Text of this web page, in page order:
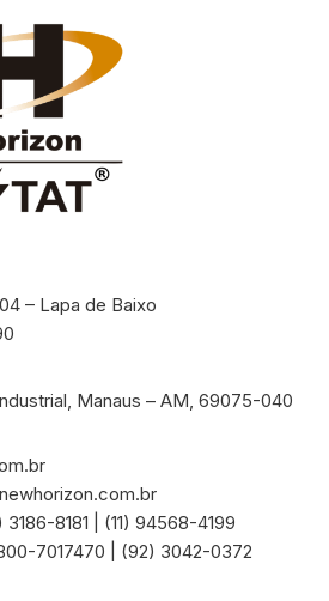
– Lapa de Baixo
Manaus – AM, 69075-040
3186-8181 | (11) 94568-4199
7017470 | (92) 3042-0372